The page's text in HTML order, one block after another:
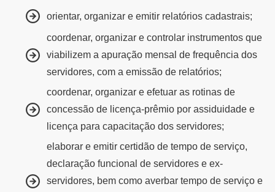
orientar, organizar e emitir relatórios cadastrais;
coordenar, organizar e controlar instrumentos que
viabilizem a apuração mensal de frequência dos
servidores, com a emissão de relatórios;
coordenar, organizar e efetuar as rotinas de
concessão de licença-prêmio por assiduidade e
licença para capacitação dos servidores;
elaborar e emitir certidão de tempo de serviço,
declaração funcional de servidores e ex-
servidores, bem como averbar tempo de serviço e